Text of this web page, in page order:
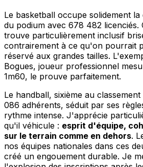
Le basketball occupe solidement
du podium avec 678 482 licenciés.
trouve particulièrement inclusif
contrairement à ce qu'on pourrait
réservé aux grandes tailles.
Bogues, joueur professionnel
1m60, le prouve parfaitement.
Le handball, sixième au
086 adhérents, séduit par ses
rythme intense. J'apprécie
qu'il véhicule : esprit d'équipe,
sur le terrain comme en dehors.
nos équipes nationales dans ces
créé un engouement durable. Je